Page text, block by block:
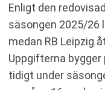
Enligt den
säsongen 2025/26
medan RB Leipzig
Uppgifterna
tidigt under